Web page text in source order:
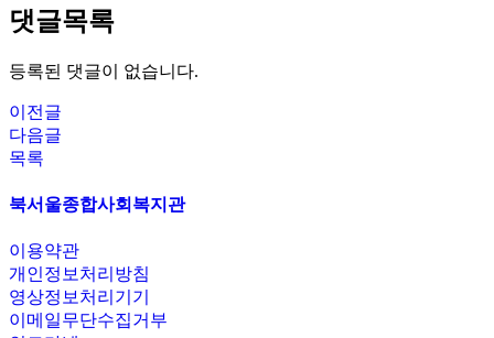
댓글목록
등록된 댓글이 없습니다.
이전글
다음글
목록
북서울종합사회복지관
이용약관
개인정보처리방침
영상정보처리기기
이메일무단수집거부